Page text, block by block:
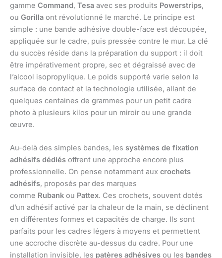
gamme Command, Tesa avec ses produits Powerstrips,
ou Gorilla ont révolutionné le marché. Le principe est
simple : une bande adhésive double-face est découpée,
appliquée sur le cadre, puis pressée contre le mur. La clé
du succès réside dans la préparation du support : il doit
être impérativement propre, sec et dégraissé avec de
l’alcool isopropylique. Le poids supporté varie selon la
surface de contact et la technologie utilisée, allant de
quelques centaines de grammes pour un petit cadre
photo à plusieurs kilos pour un miroir ou une grande
œuvre.
Au-delà des simples bandes, les systèmes de fixation
adhésifs dédiés offrent une approche encore plus
professionnelle. On pense notamment aux crochets
adhésifs, proposés par des marques
comme Rubank ou Pattex. Ces crochets, souvent dotés
d’un adhésif activé par la chaleur de la main, se déclinent
en différentes formes et capacités de charge. Ils sont
parfaits pour les cadres légers à moyens et permettent
une accroche discrète au-dessus du cadre. Pour une
installation invisible, les patères adhésives ou les bandes